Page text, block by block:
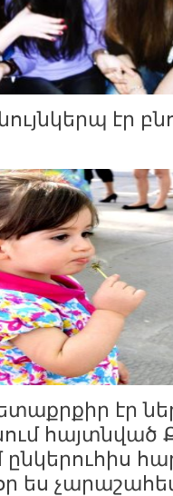
էր
էր
հայտնված
ես